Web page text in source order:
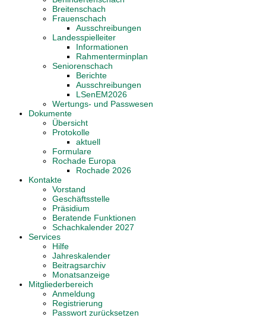
Breitenschach
Frauenschach
Ausschreibungen
Landesspielleiter
Informationen
Rahmenterminplan
Seniorenschach
Berichte
Ausschreibungen
LSenEM2026
Wertungs- und Passwesen
Dokumente
Übersicht
Protokolle
aktuell
Formulare
Rochade Europa
Rochade 2026
Kontakte
Vorstand
Geschäftsstelle
Präsidium
Beratende Funktionen
Schachkalender 2027
Services
Hilfe
Jahreskalender
Beitragsarchiv
Monatsanzeige
Mitgliederbereich
Anmeldung
Registrierung
Passwort zurücksetzen